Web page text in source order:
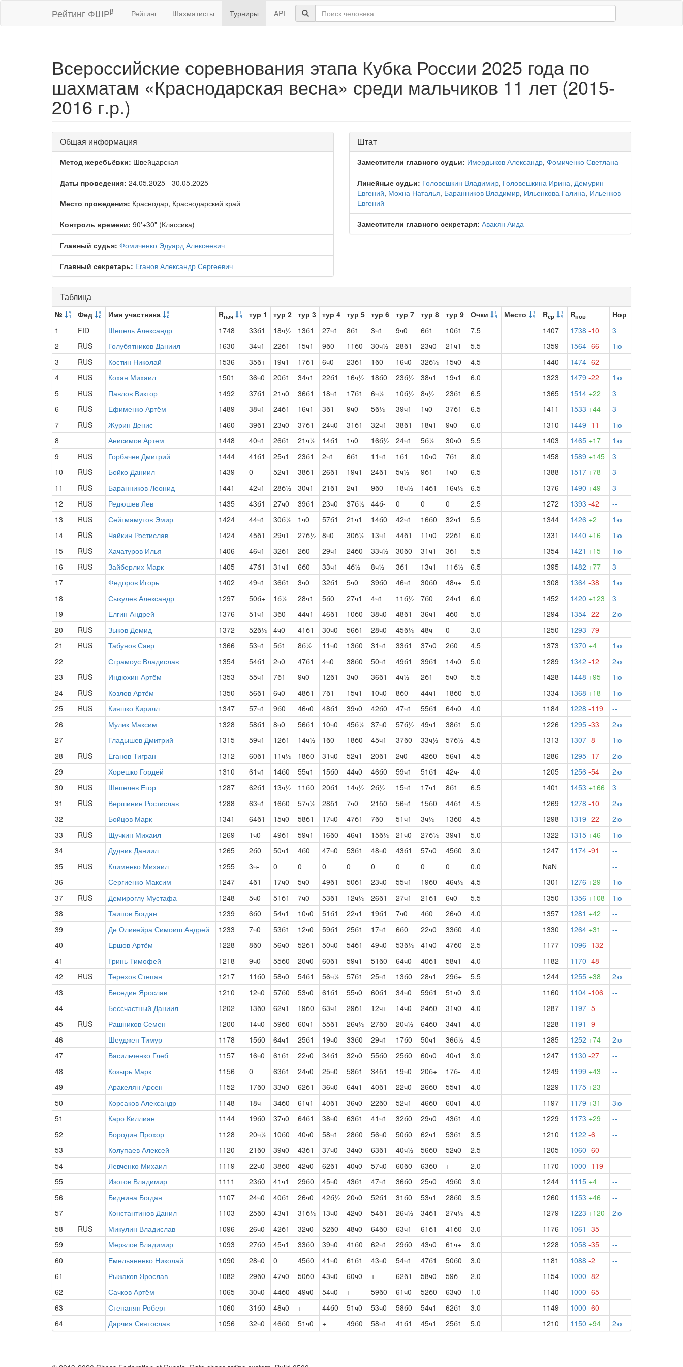
Рейтинг ФШРβ Рейтинг Шахматисты Турниры API
Всероссийские соревнования этапа Кубка России 2025 года по
шахматам «Краснодарская весна» среди мальчиков 11 лет (2015-
2016 г.р.)
Общая информация
Метод жеребьёвки: Швейцарская
Даты проведения: 24.05.2025 - 30.05.2025
Место проведения: Краснодар, Краснодарский край
Контроль времени: 90'+30" (Классика)
Главный судья: Фомиченко Эдуард Алексеевич
Главный секретарь: Еганов Александр Сергеевич
Штат
Заместители главного судьи: Имердыков Александр, Фомиченко Светлана
Линейные судьи: Головешкин Владимир, Головешкина Ирина, Демурин
Евгений, Мохна Наталья, Баранников Владимир, Ильенкова Галина, Ильенков
Евгений
Заместители главного секретаря: Авакян Аида
Таблица
№ Фед Имя участника Rнач тур 1 тур 2 тур 3 тур 4 тур 5 тур 6 тур 7 тур 8 тур 9 Очки Место Rср Rнов
Нор
1
FID Шепель Александр 1748 33б1 18ч½ 13б1 27ч1 8б1 3ч1 9ч0 6б1 10б1 7.5 1407 1738 -10
3
2
RUS Голубятников Даниил 1630 34ч1 22б1 15ч1 9б0 11б0 30ч½ 28б1 23ч0 21ч1 5.5 1359 1564 -66
1ю
3
RUS Костин Николай 1536 35б+ 19ч1 17б1 6ч0 23б1 1б0 16ч0 32б½ 15ч0 4.5 1440 1474 -62
--
4
RUS Кохан Михаил 1501 36ч0 20б1 34ч1 22б1 16ч½ 18б0 23б½ 38ч1 19ч1 6.0 1323 1479 -22
1ю
5
RUS Павлов Виктор 1492 37б1 21ч0 36б1 18ч1 17б1 6ч½ 10б½ 8ч½ 23б1 6.5 1365 1514 +22
3
6
RUS Ефименко Артём 1489 38ч1 24б1 16ч1 3б1 9ч0 5б½ 39ч1 1ч0 37б1 6.5 1411 1533 +44
3
7
RUS Журин Денис 1460 39б1 23ч0 37б1 24ч0 31б1 32ч1 38б1 18ч1 9ч0 6.0 1310 1449 -11
1ю
8
Анисимов Артем 1448 40ч1 26б1 21ч½ 14б1 1ч0 16б½ 24ч1 5б½ 30ч0 5.5 1403 1465 +17
1ю
9
RUS Горбачев Дмитрий 1444 41б1 25ч1 23б1 2ч1 6б1 11ч1 1б1 10ч0 7б1 8.0 1458 1589 +145
3
10
RUS Бойко Даниил 1439 0 52ч1 38б1 26б1 19ч1 24б1 5ч½ 9б1 1ч0 6.5 1388 1517 +78
3
11
RUS Баранников Леонид 1441 42ч1 28б½ 30ч1 21б1 2ч1 9б0 18ч½ 14б1 16ч½ 6.5 1376 1490 +49
3
12
RUS Редюшев Лев 1435 43б1 27ч0 39б1 23ч0 37б½ 44б- 0 0 0 2.5 1272 1393 -42
--
13
RUS Сейтмамутов Эмир 1424 44ч1 30б½ 1ч0 57б1 21ч1 14б0 42ч1 16б0 32ч1 5.5 1344 1426 +2
1ю
14
RUS Чайкин Ростислав 1424 45б1 29ч1 27б½ 8ч0 30б½ 13ч1 44б1 11ч0 22б1 6.0 1331 1440 +16
1ю
15
RUS Хачатуров Илья 1406 46ч1 32б1 2б0 29ч1 24б0 33ч½ 30б0 31ч1 3б1 5.5 1354 1421 +15
1ю
16
RUS Зайберлих Марк 1405 47б1 31ч1 6б0 33ч1 4б½ 8ч½ 3б1 13ч1 11б½ 6.5 1395 1482 +77
3
17
Федоров Игорь 1402 49ч1 36б1 3ч0 32б1 5ч0 39б0 46ч1 30б0 48ч+ 5.0 1308 1364 -38
1ю
18
Сыкулев Александр 1297 50б+ 1б½ 28ч1 5б0 27ч1 4ч1 11б½ 7б0 24ч1 6.0 1452 1420 +123
3
19
Елгин Андрей 1376 51ч1 3б0 44ч1 46б1 10б0 38ч0 48б1 36ч1 4б0 5.0 1294 1354 -22
2ю
20
RUS Зыков Демид 1372 52б½ 4ч0 41б1 30ч0 56б1 28ч0 45б½ 48ч- 0 3.0 1250 1293 -79
--
21
RUS Табунов Савр 1366 53ч1 5б1 8б½ 11ч0 13б0 31ч1 33б1 37ч0 2б0 4.5 1373 1370 +4
1ю
22
Страмоус Владислав 1354 54б1 2ч0 47б1 4ч0 38б0 50ч1 49б1 39б1 14ч0 5.0 1289 1342 -12
2ю
23
RUS Индюхин Артём 1353 55ч1 7б1 9ч0 12б1 3ч0 36б1 4ч½ 2б1 5ч0 5.5 1428 1448 +95
1ю
24
RUS Козлов Артём 1350 56б1 6ч0 48б1 7б1 15ч1 10ч0 8б0 44ч1 18б0 5.0 1334 1368 +18
1ю
25
RUS Кияшко Кирилл 1347 57ч1 9б0 46ч0 48б1 39ч0 42б0 47ч1 55б1 64ч0 4.0 1184 1228 -119
--
26
Мулик Максим 1328 58б1 8ч0 56б1 10ч0 45б½ 37ч0 57б½ 49ч1 38б1 5.0 1226 1295 -33
2ю
27
Гладышев Дмитрий 1315 59ч1 12б1 14ч½ 1б0 18б0 45ч1 37б0 33ч½ 57б½ 4.5 1313 1307 -8
1ю
28
RUS Еганов Тигран 1312 60б1 11ч½ 18б0 31ч0 52ч1 20б1 2ч0 42б0 56ч1 4.5 1286 1295 -17
2ю
29
Хорешко Гордей 1310 61ч1 14б0 55ч1 15б0 44ч0 46б0 59ч1 51б1 42ч- 4.0 1205 1256 -54
2ю
30
RUS Шепелев Егор 1287 62б1 13ч½ 11б0 20б1 14ч½ 2б½ 15ч1 17ч1 8б1 6.5 1401 1453 +166
3
31
RUS Вершинин Ростислав 1288 63ч1 16б0 57ч½ 28б1 7ч0 21б0 56ч1 15б0 44б1 4.5 1269 1278 -10
2ю
32
Бойцов Марк 1341 64б1 15ч0 58б1 17ч0 47б1 7б0 51ч1 3ч½ 13б0 4.5 1298 1319 -22
2ю
33
RUS Щучкин Михаил 1269 1ч0 49б1 59ч1 16б0 46ч1 15б½ 21ч0 27б½ 39ч1 5.0 1322 1315 +46
1ю
34
Дудник Даниил 1265 2б0 50ч1 4б0 47ч0 53б1 48ч0 43б1 57ч0 45б0 3.0 1247 1174 -91
--
35
RUS Клименко Михаил 1255 3ч- 0 0 0 0 0 0 0 0 0.0 NaN
--
36
Сергиенко Максим 1247 4б1 17ч0 5ч0 49б1 50б1 23ч0 55ч1 19б0 46ч½ 4.5 1301 1276 +29
1ю
37
RUS Демироглу Мустафа 1248 5ч0 51б1 7ч0 53б1 12ч½ 26б1 27ч1 21б1 6ч0 5.5 1350 1356 +108
1ю
38
Таипов Богдан 1239 6б0 54ч1 10ч0 51б1 22ч1 19б1 7ч0 4б0 26ч0 4.0 1357 1281 +42
--
39
Де Оливейра Симоиш Андрей 1233 7ч0 53б1 12ч0 59б1 25б1 17ч1 6б0 22ч0 33б0 4.0 1330 1264 +31
--
40
Ершов Артём 1228 8б0 56ч0 52б1 50ч0 54б1 49ч0 53б½ 41ч0 47б0 2.5 1177 1096 -132
--
41
Гринь Тимофей 1218 9ч0 55б0 20ч0 60б1 59ч1 51б0 64ч0 40б1 58ч1 4.0 1182 1170 -48
--
42
RUS Терехов Степан 1217 11б0 58ч0 54б1 56ч½ 57б1 25ч1 13б0 28ч1 29б+ 5.5 1244 1255 +38
2ю
43
Беседин Ярослав 1210 12ч0 57б0 53ч0 61б1 55ч0 60б1 34ч0 59б1 51ч0 3.0 1160 1104 -106
--
44
Бессчастный Даниил 1202 13б0 62ч1 19б0 63ч1 29б1 12ч+ 14ч0 24б0 31ч0 4.0 1287 1197 -5
--
45
RUS Рашников Семен 1200 14ч0 59б0 60ч1 55б1 26ч½ 27б0 20ч½ 64б0 34ч1 4.0 1228 1191 -9
--
46
Шеуджен Тимур 1178 15б0 64ч1 25б1 19ч0 33б0 29ч1 17б0 50ч1 36б½ 4.5 1285 1252 +74
2ю
47
Васильченко Глеб 1157 16ч0 61б1 22ч0 34б1 32ч0 55б0 25б0 60ч0 40ч1 3.0 1247 1130 -27
--
48
Козырь Марк 1156 0 63б1 24ч0 25ч0 58б1 34б1 19ч0 20б+ 17б- 4.0 1249 1199 +43
--
49
Аракелян Арсен 1152 17б0 33ч0 62б1 36ч0 64ч1 40б1 22ч0 26б0 55ч1 4.0 1229 1175 +23
--
50
Корсаков Александр 1148 18ч- 34б0 61ч1 40б1 36ч0 22б0 52ч1 46б0 60ч1 4.0 1197 1179 +31
3ю
51
Каро Киллиан 1144 19б0 37ч0 64б1 38ч0 63б1 41ч1 32б0 29ч0 43б1 4.0 1229 1173 +29
--
52
Бородин Прохор 1128 20ч½ 10б0 40ч0 58ч1 28б0 56ч0 50б0 62ч1 53б1 3.5 1210 1122 -6
--
53
Колупаев Алексей 1120 21б0 39ч0 43б1 37ч0 34ч0 63б1 40ч½ 56б0 52ч0 2.5 1205 1060 -60
--
54
Левченко Михаил 1119 22ч0 38б0 42ч0 62б1 40ч0 57ч0 60б0 63б0 + 2.0 1170 1000 -119
--
55
Изотов Владимир 1111 23б0 41ч1 29б0 45ч0 43б1 47ч1 36б0 25ч0 49б0 3.0 1244 1115 +4
--
56
Биднина Богдан 1107 24ч0 40б1 26ч0 42б½ 20ч0 52б1 31б0 53ч1 28б0 3.5 1260 1153 +46
--
57
Константинов Данил 1103 25б0 43ч1 31б½ 13ч0 42ч0 54б1 26ч½ 34б1 27ч½ 4.5 1279 1223 +120
2ю
58
RUS Микулин Владислав 1096 26ч0 42б1 32ч0 52б0 48ч0 64б0 63ч1 61б1 41б0 3.0 1176 1061 -35
--
59
Мерзлов Владимир 1093 27б0 45ч1 33б0 39ч0 41б0 62ч1 29б0 43ч0 61ч+ 3.0 1228 1058 -35
--
60
Емельяненко Николай 1090 28ч0 0 45б0 41ч0 61б1 43ч0 54ч1 47б1 50б0 3.0 1181 1088 -2
--
61
Рыжаков Ярослав 1082 29б0 47ч0 50б0 43ч0 60ч0 + 62б1 58ч0 59б- 2.0 1154 1000 -82
--
62
Сачков Артём 1065 30ч0 44б0 49ч0 54ч0 + 59б0 61ч0 52б0 63ч0 1.0 1140 1000 -65
--
63
Степанян Роберт 1060 31б0 48ч0 + 44б0 51ч0 53ч0 58б0 54ч1 62б1 3.0 1149 1000 -60
--
64
Дарчия Святослав 1056 32ч0 46б0 51ч0 + 49б0 58ч1 41б1 45ч1 25б1 5.0 1210 1150 +94 2ю